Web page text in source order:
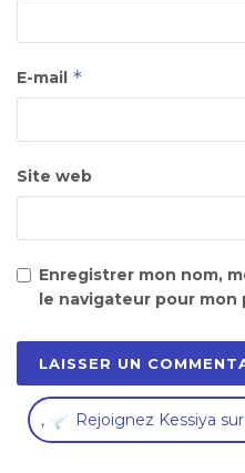
E-mail *
Site web
Enregistrer mon nom,
le navigateur pour
, Rejoignez Kessiya